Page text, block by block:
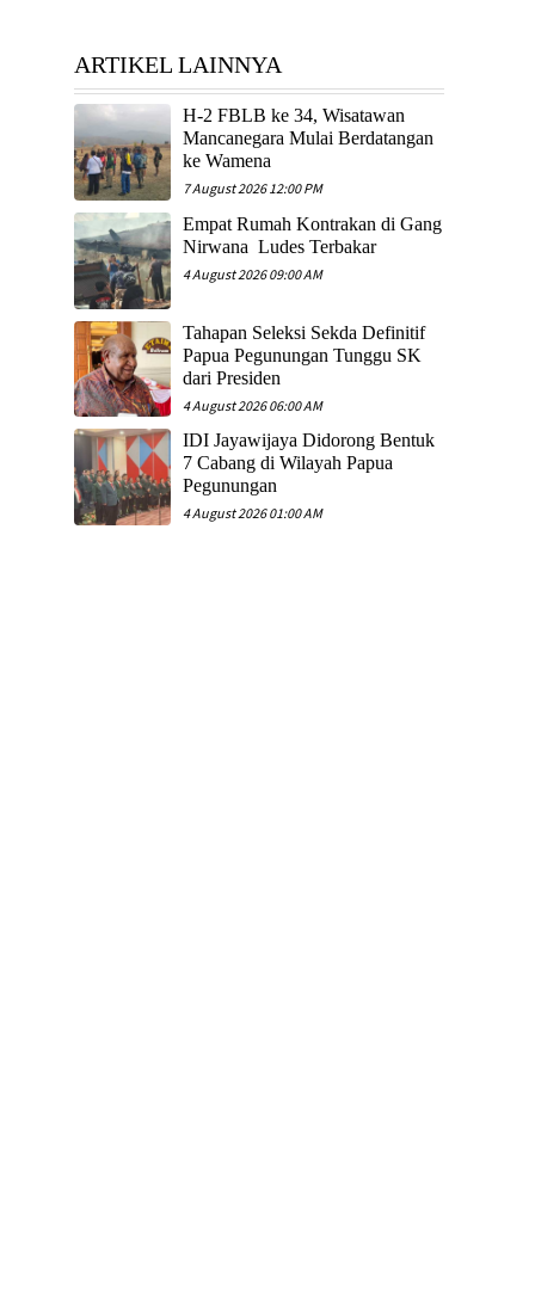
ARTIKEL LAINNYA
H-2 FBLB ke 34, Wisatawan
Mancanegara Mulai Berdatangan
ke Wamena
7 August 2026 12:00 PM
Empat Rumah Kontrakan di Gang
Nirwana Ludes Terbakar
4 August 2026 09:00 AM
Tahapan Seleksi Sekda Definitif
Papua Pegunungan Tunggu SK
dari Presiden
4 August 2026 06:00 AM
IDI Jayawijaya Didorong Bentuk
7 Cabang di Wilayah Papua
Pegunungan
4 August 2026 01:00 AM